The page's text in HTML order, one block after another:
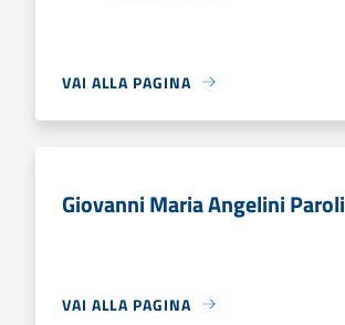
VAI ALLA PAGINA
Giovanni Maria Angelini Paroli
VAI ALLA PAGINA